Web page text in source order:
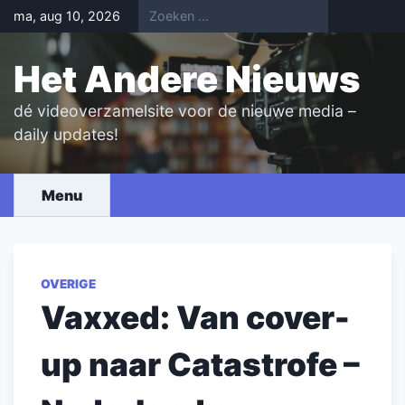
Skip
to
content
ma, aug 10, 2026
Het Andere Nieuws
dé videoverzamelsite voor de nieuwe media –
daily updates!
Menu
OVERIGE
Vaxxed: Van cover-
up naar Catastrofe –